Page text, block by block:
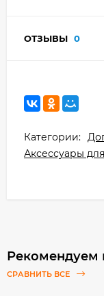
ОТЗЫВЫ 0
Категории:
Аксессуары
Рекомендуем
СРАВНИТЬ ВСЕ